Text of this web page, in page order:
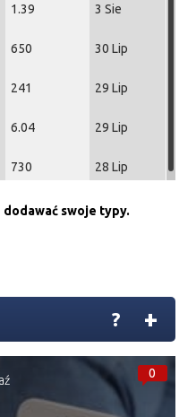
1.39 3 Sie
650 30 Lip
241 29 Lip
6.04 29 Lip
730 28 Lip
swoje typy.
+
?
0